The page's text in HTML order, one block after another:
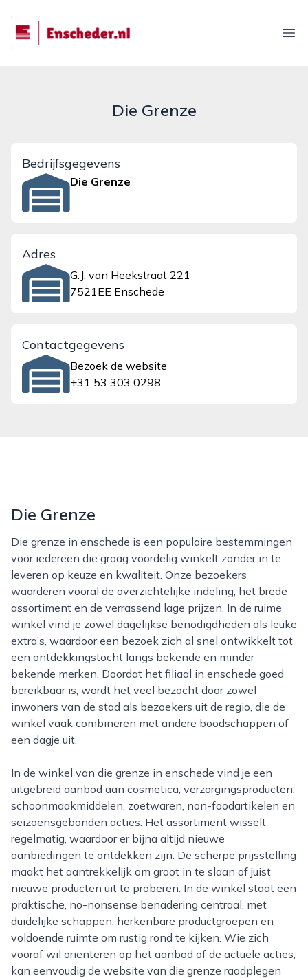
enscheder.nl
Die Grenze
Bedrijfsgegevens
Die Grenze
Adres
G.J. van Heekstraat 221
7521EE Enschede
Contactgegevens
Bezoek de website
+31 53 303 0298
Die Grenze
Die grenze in enschede is een populaire bestemmingen
voor iedereen die graag voordelig winkelt zonder in te
leveren op keuze en kwaliteit. Onze bezoekers
waarderen vooral de overzichtelijke indeling, het brede
assortiment en de verrassend lage prijzen. In de ruime
winkel vind je zowel dagelijkse benodigdheden als leuke
extra’s, waardoor een bezoek zich al snel ontwikkelt tot
een ontdekkingstocht langs bekende en minder
bekende merken. Doordat het filiaal in enschede goed
bereikbaar is, wordt het veel bezocht door zowel
inwoners van de stad als bezoekers uit de regio, die de
winkel vaak combineren met andere boodschappen of
een dagje uit.
In de winkel van die grenze in enschede vind je een
uitgebreid aanbod aan cosmetica, verzorgingsproducten,
schoonmaakmiddelen, zoetwaren, non-foodartikelen en
seizoensgebonden acties. Het assortiment wisselt
regelmatig, waardoor er bijna altijd nieuwe
aanbiedingen te ontdekken zijn. De scherpe prijsstelling
maakt het aantrekkelijk om groot in te slaan of juist
nieuwe producten uit te proberen. In de winkel staat een
praktische, no-nonsense benadering centraal, met
duidelijke schappen, herkenbare productgroepen en
voldoende ruimte om rustig rond te kijken. Wie zich
vooraf wil oriënteren op het aanbod of de actuele acties,
kan eenvoudig de website van die grenze raadplegen